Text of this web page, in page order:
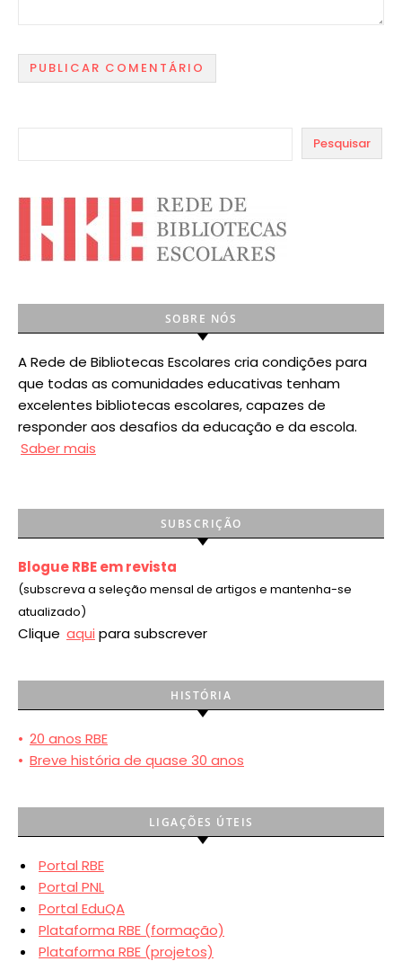
Pesquisar
SOBRE NÓS
A Rede de Bibliotecas Escolares cria condições para
que todas as comunidades educativas tenham
excelentes bibliotecas escolares, capazes de
responder aos desafios da educação e da escola.
Saber mais
SUBSCRIÇÃO
Blogue RBE em revista
(subscreva a seleção mensal de artigos e mantenha-se
atualizado)
Clique aqui para subscrever
HISTÓRIA
• 20 anos RBE
• Breve história de quase 30 anos
LIGAÇÕES ÚTEIS
Portal RBE
Portal PNL
Portal EduQA
Plataforma RBE (formação)
Plataforma RBE (projetos)